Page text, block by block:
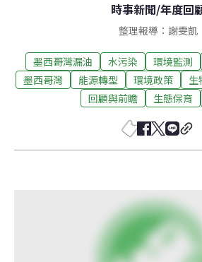
時事新聞/年度回
整理報導：謝雯凱
墨西哥灣漏油 水污染 環境監測
墨西哥灣
能源轉型 環境政策 生
回顧與前瞻
生態保育